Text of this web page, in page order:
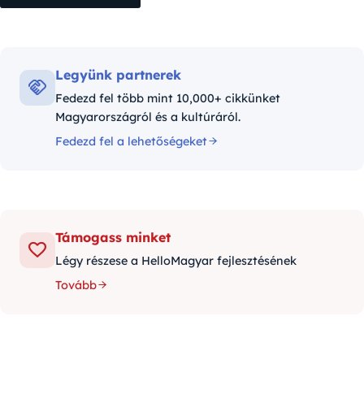
Legyünk partnerek
Fedezd fel több mint 10,000+ cikkünket
Magyarországról és a kultúráról.
Fedezd fel a lehetőségeket
Támogass minket
Légy részese a HelloMagyar fejlesztésének
Tovább